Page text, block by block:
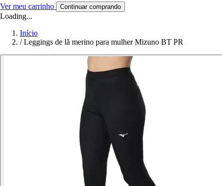
Ver meu carrinho Continuar comprando
Loading...
Início
/ Leggings de lã merino para mulher Mizuno BT PR